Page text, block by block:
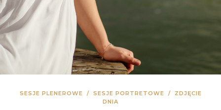
SESJE PLENEROWE / SESJE PORTRETOWE /
ZDJĘCIE
DNIA